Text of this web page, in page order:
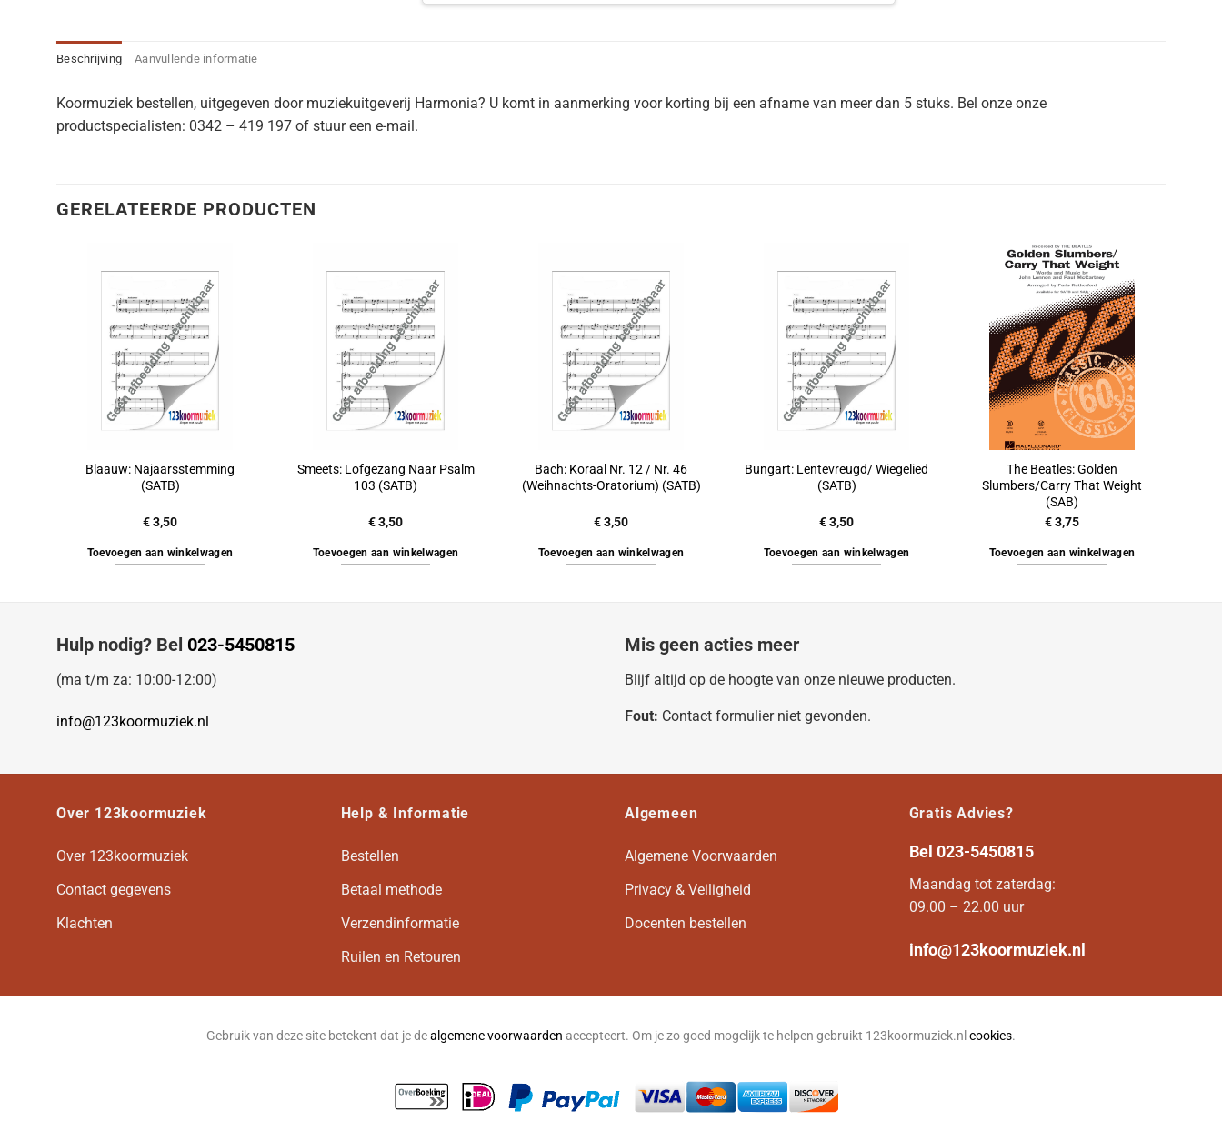
Beschrijving Aanvullende informatie
Koormuziek bestellen, uitgegeven door muziekuitgeverij Harmonia? U komt in aanmerking voor korting bij een afname van meer dan 5 stuks. Bel onze onze
productspecialisten: 0342 – 419 197 of stuur een e-mail.
GERELATEERDE PRODUCTEN
Blaauw: Najaarsstemming
(SATB)
€3,50
Toevoegen aan winkelwagen
Smeets: Lofgezang Naar Psalm
103 (SATB)
€3,50
Toevoegen aan winkelwagen
Bach: Koraal Nr. 12 / Nr. 46
(Weihnachts-Oratorium) (SATB)
€3,50
Toevoegen aan winkelwagen
Bungart: Lentevreugd/ Wiegelied
(SATB)
€3,50
Toevoegen aan winkelwagen
The Beatles: Golden
Slumbers/Carry That Weight
(SAB)
€3,75
Toevoegen aan winkelwagen
Hulp nodig? Bel 023-5450815
(ma t/m za: 10:00-12:00)
info@123koormuziek.nl
Mis geen acties meer
Blijf altijd op de hoogte van onze nieuwe producten.
Fout: Contact formulier niet gevonden.
Over 123koormuziek
Over 123koormuziek
Contact gegevens
Klachten
Help & Informatie
Bestellen
Betaal methode
Verzendinformatie
Ruilen en Retouren
Algemeen
Algemene Voorwaarden
Privacy & Veiligheid
Docenten bestellen
Gratis Advies?
Bel 023-5450815
Maandag tot zaterdag:
09.00 – 22.00 uur
info@123koormuziek.nl
Gebruik van deze site betekent dat je dealgemene voorwaarden accepteert. Om je zo goed mogelijk te helpen gebruikt 123koormuziek.nl cookies.